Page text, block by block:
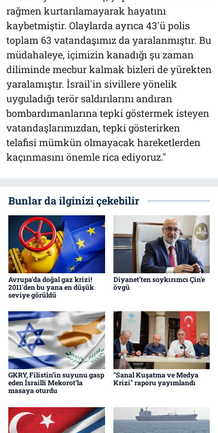
rağmen kurtarılamayarak hayatını
kaybetmiştir. Olaylarda ayrıca 43'ü polis
toplam 63 vatandaşımız da yaralanmıştır. Bu
müdahaleye, içimizin kanadığı şu zaman
diliminde mecbur kalmak bizleri de yürekten
yaralamıştır. İsrail'in sivillere yönelik
uyguladığı terör saldırılarını andıran
bombardımanlarına tepki göstermek isteyen
vatandaşlarımızdan, tepki gösterirken
telafisi mümkün olmayacak hareketlerden
kaçınmasını önemle rica ediyoruz."
Bunlar da ilginizi çekebilir
Avrupa'da doğal gaz krizi!
2011'den bu yana en düşük
seviye görüldü
Diyanet’ten soykırımcı Çin'e
övgü
GKRY, Filistin’in suyunu gasp
eden İsrailli Mekorot’la
masaya oturdu
"Sanal Kuşatma ve Medya
Krizi" raporu yayımlandı